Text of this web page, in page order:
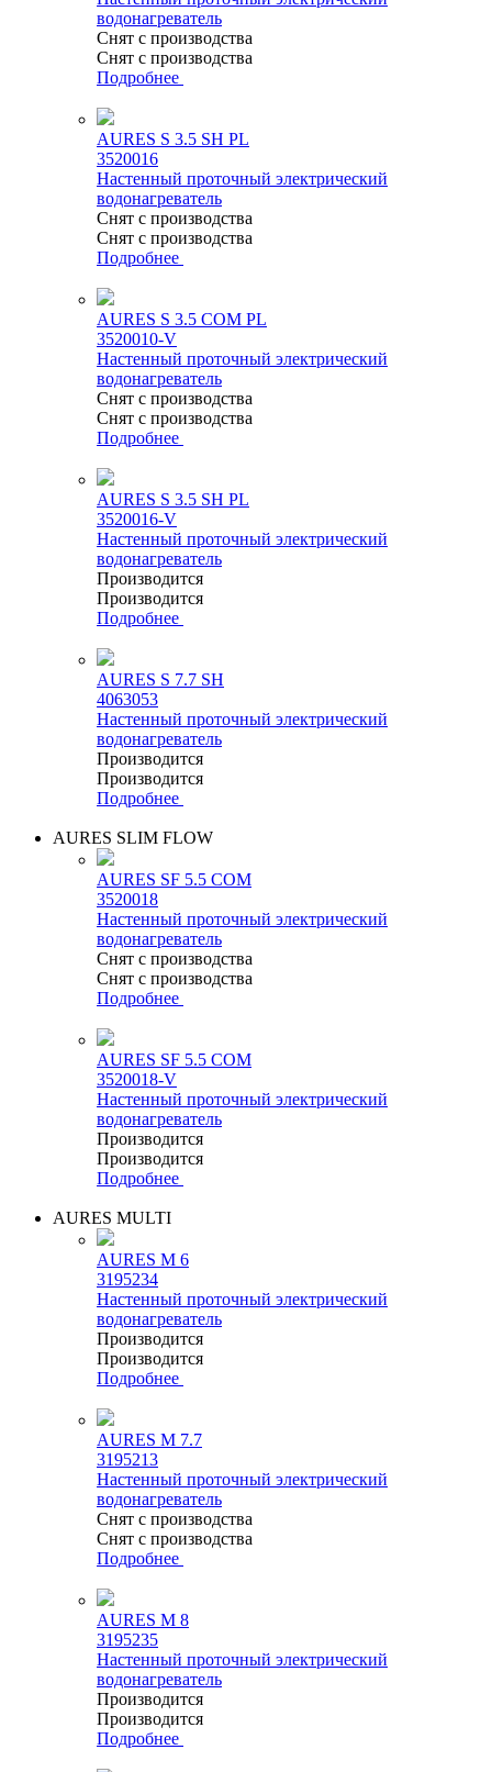
водонагреватель
Снят с производства
Снят с производства
Подробнее
AURES S 3.5 SH PL
3520016
Настенный проточный электрический
водонагреватель
Снят с производства
Снят с производства
Подробнее
AURES S 3.5 COM PL
3520010-V
Настенный проточный электрический
водонагреватель
Снят с производства
Снят с производства
Подробнее
AURES S 3.5 SH PL
3520016-V
Настенный проточный электрический
водонагреватель
Производится
Производится
Подробнее
AURES S 7.7 SH
4063053
Настенный проточный электрический
водонагреватель
Производится
Производится
Подробнее
AURES SLIM FLOW
AURES SF 5.5 COM
3520018
Настенный проточный электрический
водонагреватель
Снят с производства
Снят с производства
Подробнее
AURES SF 5.5 COM
3520018-V
Настенный проточный электрический
водонагреватель
Производится
Производится
Подробнее
AURES MULTI
AURES M 6
3195234
Настенный проточный электрический
водонагреватель
Производится
Производится
Подробнее
AURES M 7.7
3195213
Настенный проточный электрический
водонагреватель
Снят с производства
Снят с производства
Подробнее
AURES M 8
3195235
Настенный проточный электрический
водонагреватель
Производится
Производится
Подробнее